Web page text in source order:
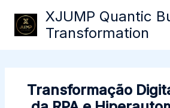
para
XJUMP Quantic
Transformation
Transformação